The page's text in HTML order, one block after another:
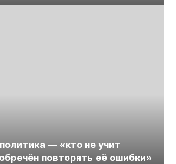
— «кто не учит
повторять её ошибки»